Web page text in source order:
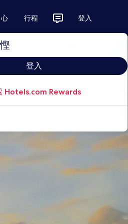
行程 登入
登入
Hotels.com Rewards